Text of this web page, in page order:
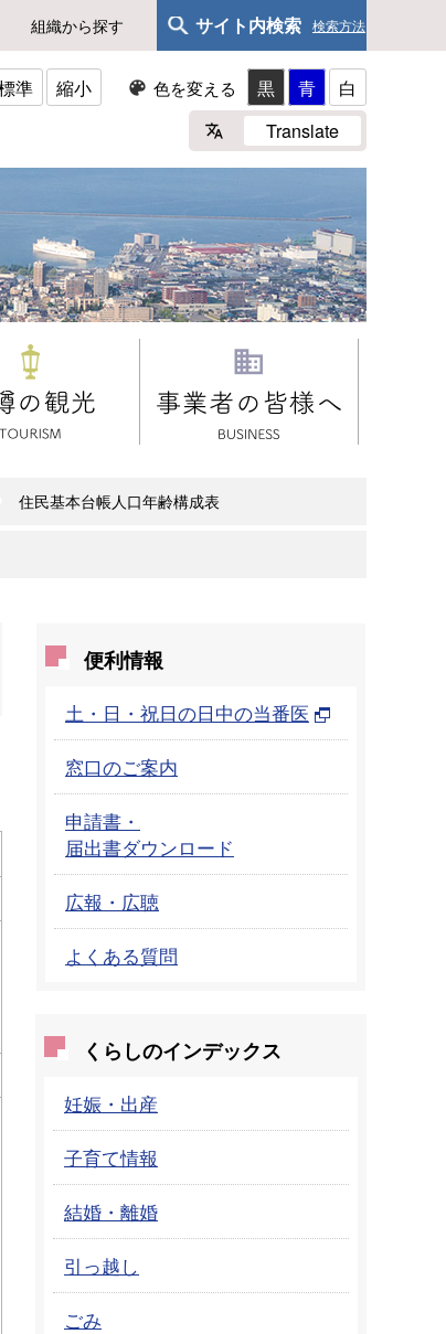
組織から探す サイト内検索 検索方法
準 縮小 色を変える 黒 青
白
Translate
住民基本台帳人口年齢構成表
便利情報
土・日・祝日の日中の当番医
窓口のご案内
申請書・
届出書ダウンロード
広報・広聴
よくある質問
くらしのインデックス
妊娠・出産
子育て情報
結婚・離婚
引っ越し
ごみ